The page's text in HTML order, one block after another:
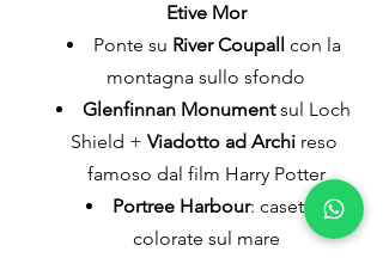
Etive Mor
Ponte su River Coupall
con la
montagna sullo sfondo
Glenfinnan Monument sul Loch
Shield + Viadotto ad Archi reso
famoso dal film Harry Potter
Portree Harbour: casette
colorate sul mare